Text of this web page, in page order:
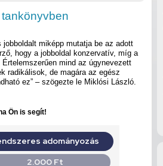
jobboldalt miképp mutatja be az adott
hogy a jobboldal konzervatív, míg a
mind az úgynevezett
radikálisok, de magára az egész
ez” – szögezte le Miklósi László.
Ön is segít!